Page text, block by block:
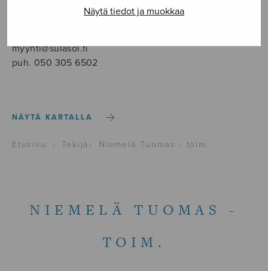
Näytä tiedot ja muokkaa
Tallberginkatu 1 B, 1,5 krs.
myynti@sulasol.fi
puh. 050 305 6502
NÄYTÄ KARTALLA
Etusivu › Tekijä › Niemelä Tuomas - toim.
NIEMELÄ TUOMAS -
TOIM.